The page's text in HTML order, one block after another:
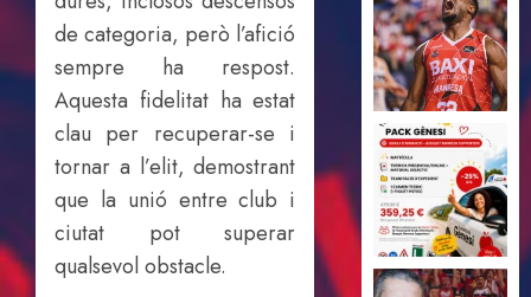
de categoria, però l’afició
sempre ha respost.
Aquesta fidelitat ha estat
clau per recuperar-se i
tornar a l’elit, demostrant
que la unió entre club i
ciutat pot superar
qualsevol obstacle.